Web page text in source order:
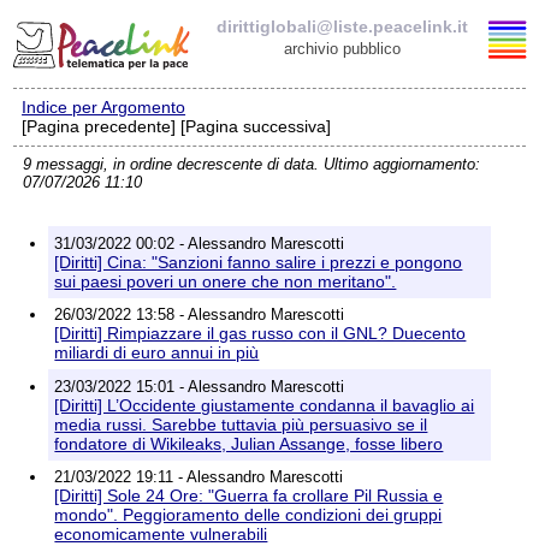
dirittiglobali@liste.peacelink.it
archivio pubblico
Elenco delle liste
dirittiglobali@liste.peacelink.it
Policy delle liste di PeaceLink
Informativa sulla privacy
Richieste di rimozione
Indice per Argomento
[Pagina precedente] [Pagina successiva]
9 messaggi, in ordine decrescente di data. Ultimo aggiornamento:
07/07/2026 11:10
31/03/2022 00:02 - Alessandro Marescotti
[Diritti] Cina: "Sanzioni fanno salire i prezzi e pongono
sui paesi poveri un onere che non meritano".
26/03/2022 13:58 - Alessandro Marescotti
[Diritti] Rimpiazzare il gas russo con il GNL? Duecento
miliardi di euro annui in più
23/03/2022 15:01 - Alessandro Marescotti
[Diritti] L’Occidente giustamente condanna il bavaglio ai
media russi. Sarebbe tuttavia più persuasivo se il
fondatore di Wikileaks, Julian Assange, fosse libero
21/03/2022 19:11 - Alessandro Marescotti
[Diritti] Sole 24 Ore: "Guerra fa crollare Pil Russia e
mondo". Peggioramento delle condizioni dei gruppi
economicamente vulnerabili